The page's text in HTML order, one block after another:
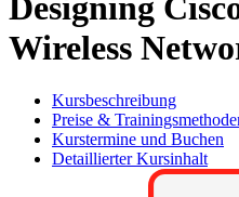
Wireless
Kursbeschreibung
Preise &
Kurstermine und Buchen
Detaillierter Kursinhalt